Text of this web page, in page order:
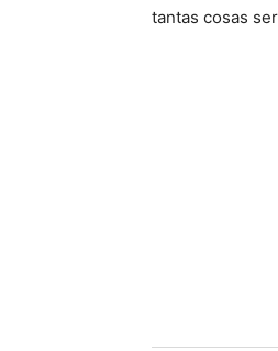
tantas cosas